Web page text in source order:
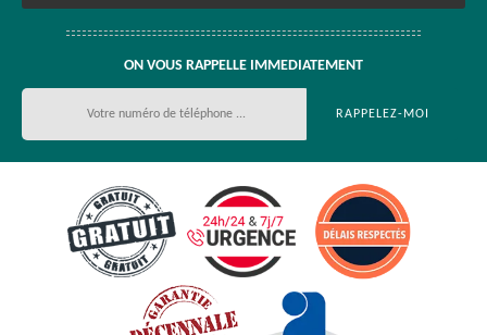
ON VOUS RAPPELLE IMMEDIATEMENT